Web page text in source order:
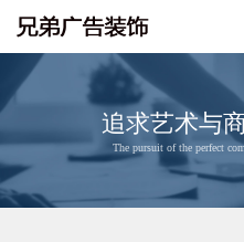
追求艺术与
The pursuit of the perfect